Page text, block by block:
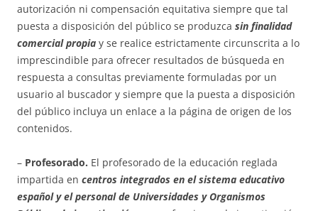
autorización ni compensación equitativa siempre que tal
puesta a disposición del público se produzca sin finalidad
comercial propia y se realice estrictamente circunscrita a lo
imprescindible para ofrecer resultados de búsqueda en
respuesta a consultas previamente formuladas por un
usuario al buscador y siempre que la puesta a disposición
del público incluya un enlace a la página de origen de los
contenidos.
– Profesorado. El profesorado de la educación reglada
impartida en centros integrados en el sistema educativo
español y el personal de Universidades y Organismos